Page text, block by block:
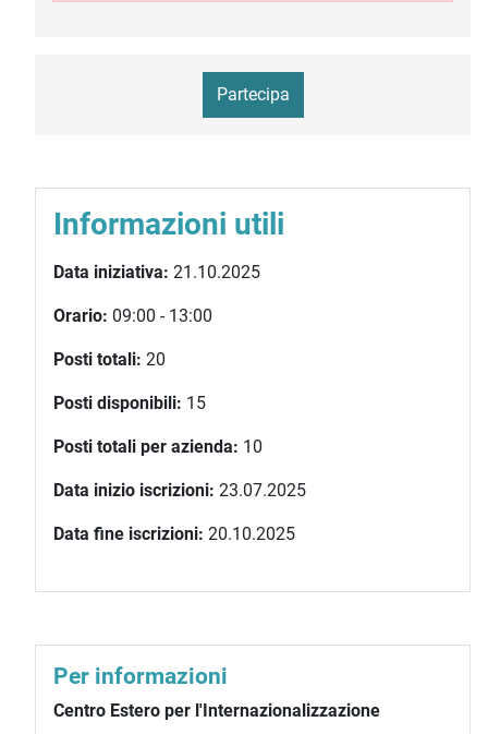
Partecipa
Informazioni utili
Data iniziativa: 21.10.2025
Orario: 09:00 - 13:00
Posti totali: 20
Posti disponibili: 15
Posti totali per azienda: 10
Data inizio iscrizioni: 23.07.2025
Data fine iscrizioni: 20.10.2025
Per informazioni
Centro Estero per l'Internazionalizzazione